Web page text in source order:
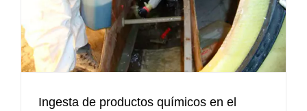
Ingesta de productos químicos en el